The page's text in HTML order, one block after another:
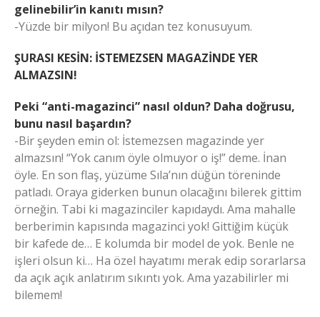
gelinebilir’in kanıtı mısın?
-Yüzde bir milyon! Bu açıdan tez konusuyum.
ŞURASI KESİN: İSTEMEZSEN MAGAZİNDEYER
ALMAZSIN!
Peki “anti-magazinci” nasıl oldun? Daha doğrusu,
bunu nasıl başardın?
-Bir şeyden emin ol: İstemezsen magazinde yer
almazsın! “Yok canım öyle olmuyor o iş!” deme. İnan
öyle. En son flaş, yüzüme Sıla’nın düğün töreninde
patladı. Oraya giderken bunun olacağını bilerek gittim
örneğin. Tabi ki magazinciler kapıdaydı. Ama mahalle
berberimin kapısında magazinci yok! Gittiğim küçük
bir kafede de… E kolumda bir model de yok. Benle ne
işleri olsun ki… Ha özel hayatımı merak edip sorarlarsa
da açık açık anlatırım sıkıntı yok. Ama yazabilirler mi
bilemem!